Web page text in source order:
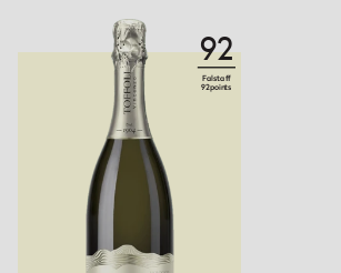
92
Falstaff
92points